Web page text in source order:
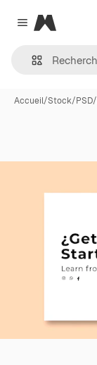
Close menu
Magnific
Accueil/Stock/PSD/